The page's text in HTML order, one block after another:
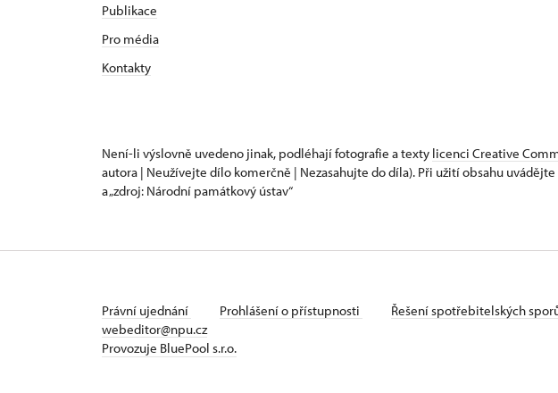
Publikace
Pro média
Kontakty
Není-li výslovně uvedeno jinak, podléhají fotografie a texty licenci Creative
autora | Neužívejte dílo komerčně | Nezasahujte do díla). Při užití obsahu
a „zdroj: Národní památkový ústav“
Právní ujednání Prohlášení o přístupnosti Řešení spotřebitelských
webeditor@npu.cz
Provozuje BluePool s.r.o.